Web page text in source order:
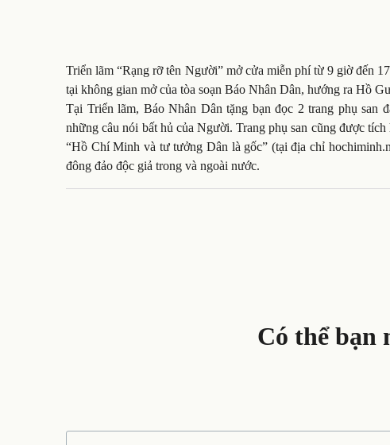
Triển lãm “Rạng rỡ tên Người” mở cửa miễn phí từ 9 giờ đến
tại không gian mở của tòa soạn Báo Nhân Dân, hướng ra Hồ
Tại Triển lãm, Báo Nhân Dân tặng bạn đọc 2 trang phụ
những câu nói bất hủ của Người. Trang phụ san cũng được
“Hồ Chí Minh và tư tưởng Dân là gốc” (tại địa chỉ
đông đảo độc giả trong và ngoài nước.
Có thể bạn